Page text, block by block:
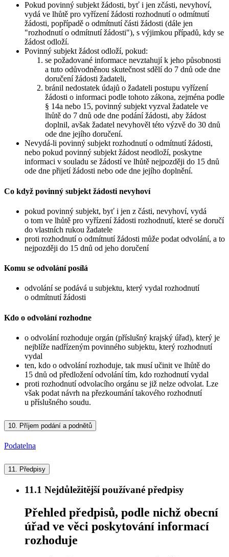
Pokud povinný subjekt žádosti, byť i jen zčásti, nevyhoví,
vydá ve lhůtě pro vyřízení žádosti rozhodnutí o odmítnutí
žádosti, popřípadě o odmítnutí části žádosti (dále jen
"rozhodnutí o odmítnutí žádosti"), s výjimkou případů, kdy se
žádost odloží.
Povinný subjekt žádost odloží, pokud:
se požadované informace nevztahují k jeho působnosti
a tuto odůvodněnou skutečnost sdělí do 7 dnů ode dne
doručení žádosti žadateli,
bránil nedostatek údajů o žadateli postupu vyřízení
žádosti o informaci podle tohoto zákona, zejména podle
§ 14a nebo 15, povinný subjekt vyzval žadatele ve
lhůtě do 7 dnů ode dne podání žádosti, aby žádost
doplnil, avšak žadatel nevyhověl této výzvě do 30 dnů
ode dne jejího doručení.
Nevydá-li povinný subjekt rozhodnutí o odmítnutí žádosti,
nebo pokud povinný subjekt žádost neodloží, poskytne
informaci v souladu se žádostí ve lhůtě nejpozději do 15 dnů
ode dne přijetí žádosti nebo ode dne jejího doplnění.
Co když povinný subjekt žádosti nevyhoví
pokud povinný subjekt, byť i jen z části, nevyhoví, vydá
o tom ve lhůtě pro vyřízení žádosti rozhodnutí, které se doručí
do vlastních rukou žadatele
proti rozhodnutí o odmítnutí žádosti může podat odvolání, a to
nejpozději do 15 dnů od jeho doručení
Komu se odvolání posílá
odvolání se podává u subjektu, který vydal rozhodnutí
o odmítnutí žádosti
Kdo o odvolání rozhodne
o odvolání rozhoduje orgán (příslušný krajský úřad), který je
nejblíže nadřízeným povinného subjektu, který rozhodnutí
vydal
ten, kdo o odvolání rozhoduje, tak musí učinit ve lhůtě do
15 dnů od předložení odvolání tím, kdo rozhodnutí vydal
proti rozhodnutí odvolacího orgánu se již nelze odvolat. Lze
však podat návrh na přezkoumání takového rozhodnutí
u příslušného soudu.
10. Příjem podání a podnětů
Podatelna
11. Předpisy
11.1 Nejdůležitější používané předpisy
Přehled předpisů, podle nichž obecní
úřad ve věci poskytování informací
rozhoduje